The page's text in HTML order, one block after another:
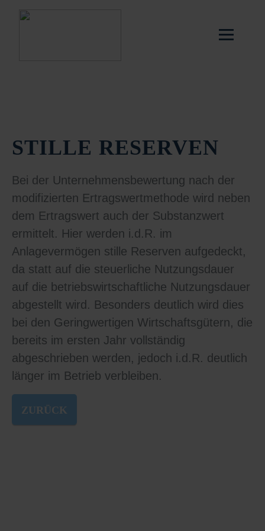
STILLE RESERVEN
Bei der Unternehmensbewertung nach der
modifizierten Ertragswertmethode wird neben
dem Ertragswert auch der Substanzwert
ermittelt. Hier werden i.d.R. im
Anlagevermögen stille Reserven aufgedeckt,
da statt auf die steuerliche Nutzungsdauer
auf die betriebswirtschaftliche Nutzungsdauer
abgestellt wird. Besonders deutlich wird dies
bei den Geringwertigen Wirtschaftsgütern, die
bereits im ersten Jahr vollständig
abgeschrieben werden, jedoch i.d.R. deutlich
länger im Betrieb verbleiben.
ZURÜCK